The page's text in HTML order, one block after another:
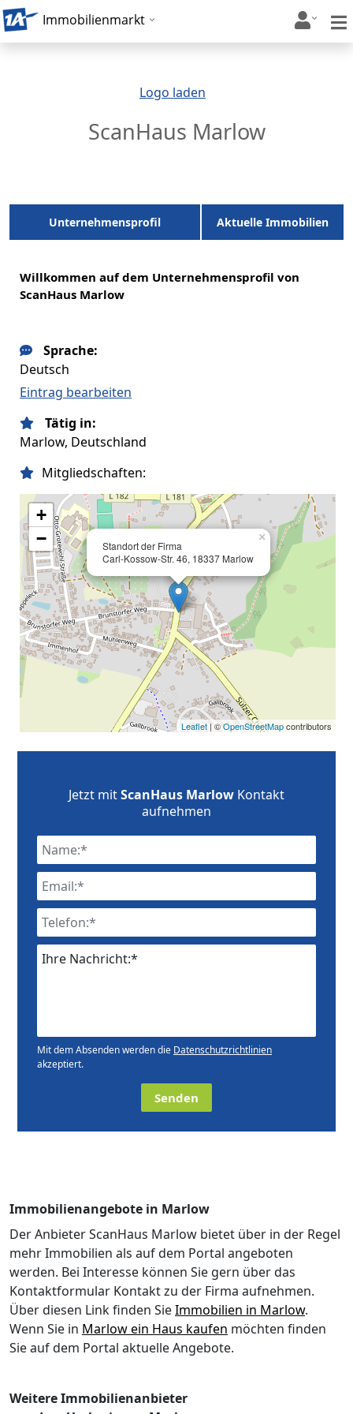
Immobilienmarkt
Logo laden
ScanHaus Marlow
Unternehmensprofil Aktuelle Immobilien
Willkommen auf dem Unternehmensprofil von
ScanHaus Marlow
Sprache:
Deutsch
Eintrag bearbeiten
Tätig in:
Marlow, Deutschland
Mitgliedschaften:
Standort der Firma
Carl-Kossow-Str. 46, 18337 Marlow
×
+
−
Leaflet | ©OpenStreetMapcontributors
Jetzt mitScanHaus Marlow Kontakt
aufnehmen
Ihre Nachricht:*
Mit dem Absenden werden die Datenschutzrichtlinien
akzeptiert.
Senden
Immobilienangebote in Marlow
Der Anbieter ScanHaus Marlow bietet über in der Regel
mehr Immobilien als auf dem Portal angeboten
werden. Bei Interesse können Sie gern über das
Kontaktformular Kontakt zu der Firma aufnehmen.
Über diesen Link finden SieImmobilien in Marlow.
Wenn Sie in Marlow ein Haus kaufen möchten finden
Sie auf dem Portal aktuelle Angebote.
Weitere Immobilienanbieter